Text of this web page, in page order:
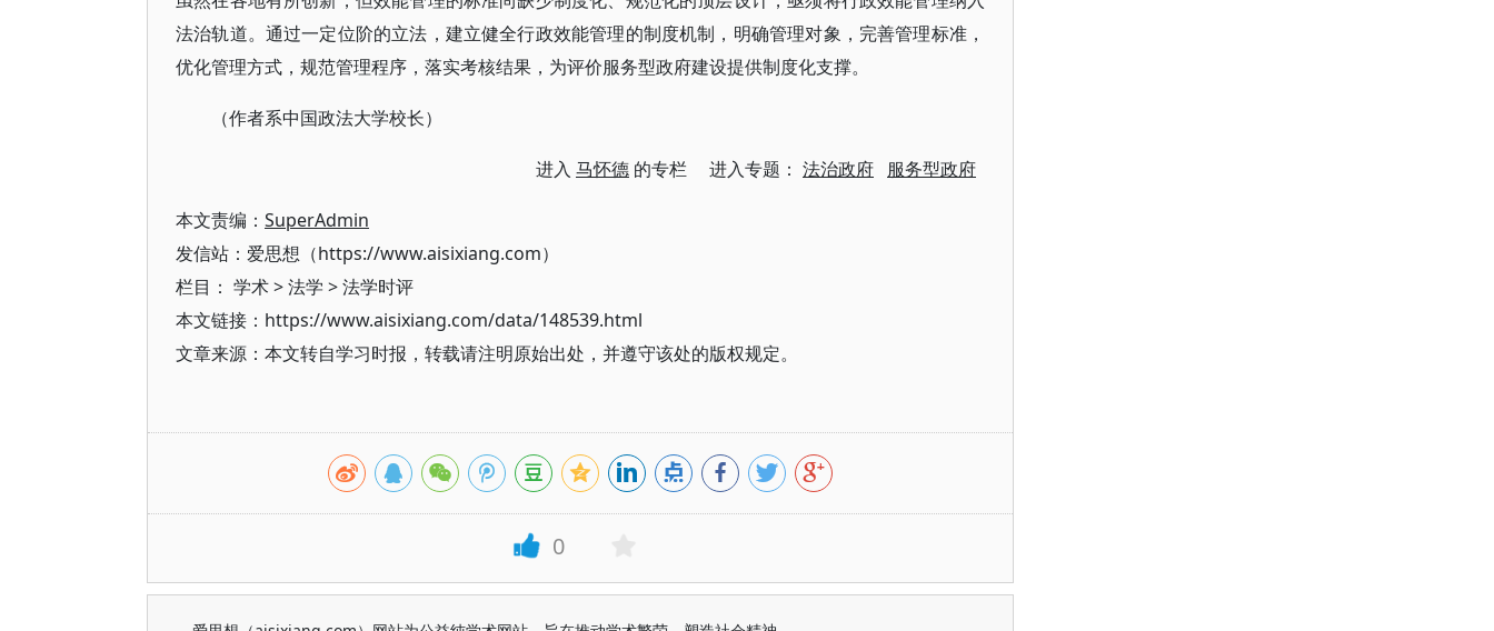
法治轨道。通过一定位阶的立法，建立健全行政效能管理的制度机制，明确管理对象，完善管理标准，
优化管理方式，规范管理程序，落实考核结果，为评价服务型政府建设提供制度化支撑。
（作者系中国政法大学校长）
进入 马怀德 的专栏 进入专题： 法治政府 服务型政府
本文责编： SuperAdmin
发信站：爱思想（https://www.aisixiang.com）
栏目： 学术>法学 >法学时评
本文链接：https://www.aisixiang.com/data/148539.html
文章来源：本文转自学习时报，转载请注明原始出处，并遵守该处的版权规定。
0